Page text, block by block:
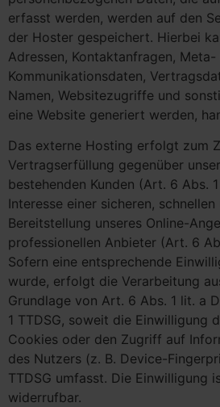
erfasst werden, werden auf den
der Hoster gespeichert. Hierbei
Adressen, Kontaktanfragen, Meta-
Kommunikationsdaten,
Namen, Websitezugriffe und
eine Website generiert werden,
Das externe Hosting erfolgt zum
Vertragserfüllung gegenüber
bestehenden Kunden (Art. 6 Abs.
Interesse einer sicheren,
Bereitstellung unseres Online-
professionellen Anbieter (Art. 6
Sofern eine entsprechende
wurde, erfolgt die Verarbeitung
Grundlage von Art. 6 Abs. 1 lit. a
1 TTDSG, soweit die Einwilligung
Cookies oder den Zugriff auf
des Nutzers (z. B. Device-
TTDSG umfasst. Die Einwilligung
widerrufbar.